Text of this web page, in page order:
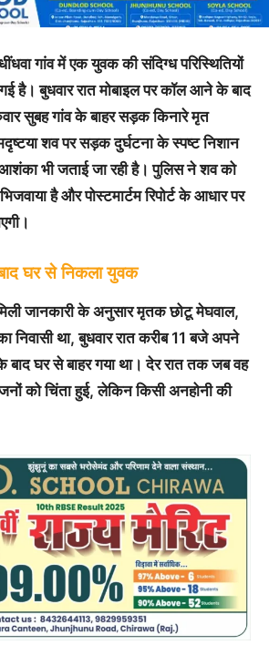
गांव में एक युवक की संदिग्ध परिस्थितियों
है। बुधवार रात मोबाइल पर कॉल आने के बाद
सुबह गांव के बाहर सड़क किनारे मृत
शव पर सड़क दुर्घटना के स्पष्ट निशान
भी जताई जा रही है। पुलिस ने शव को
है और पोस्टमार्टम रिपोर्ट के आधार पर
घर से निकला युवक
जानकारी के अनुसार मृतक छोटू मेघवाल,
निवासी था, बुधवार रात करीब 11 बजे अपने
घर से बाहर गया था। देर रात तक जब वह
को चिंता हुई, लेकिन किसी अनहोनी की